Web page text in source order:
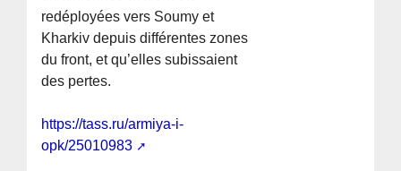
redéployées vers Soumy et
Kharkiv depuis différentes zones
du front, et qu’elles subissaient
des pertes.
https://tass.ru/armiya-i-
opk/25010983